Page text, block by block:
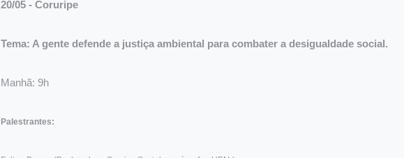
20/05 - Coruripe
Tema: A gente defende a justiça ambiental para combater a desigualdade social.
Manhã: 9h
Palestrantes: